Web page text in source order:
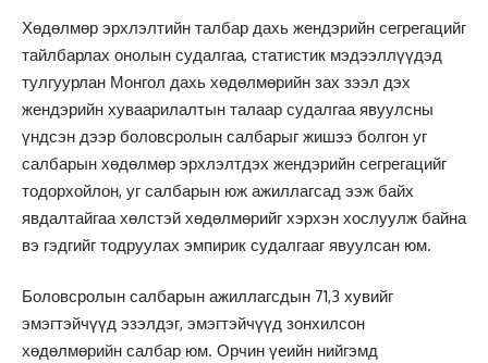
Хөдөлмөр эрхлэлтийн талбар дахь жендэрийн сегрегацийг
тайлбарлах онолын судалгаа, статистик мэдээллүүдэд
тулгуурлан Монгол дахь хөдөлмөрийн зах зээл дэх
жендэрийн хуваарилалтын талаар судалгаа явуулсны
үндсэн дээр боловсролын салбарыг жишээ болгон уг
салбарын хөдөлмөр эрхлэлтдэх жендэрийн сегрегацийг
тодорхойлон, уг салбарын юж ажиллагсад ээж байх
явдалтайгаа хөлстэй хөдөлмөрийг хэрхэн хослуулж байна
вэ гэдгийг тодруулах эмпирик судалгааг явуулсан юм.
Боловсролын салбарын ажиллагсдын 71,3 хувийг
эмэгтэйчүүд эзэлдэг, эмэгтэйчүүд зонхилсон
хөдөлмөрийн салбар юм. Орчин үеийн нийгэмд